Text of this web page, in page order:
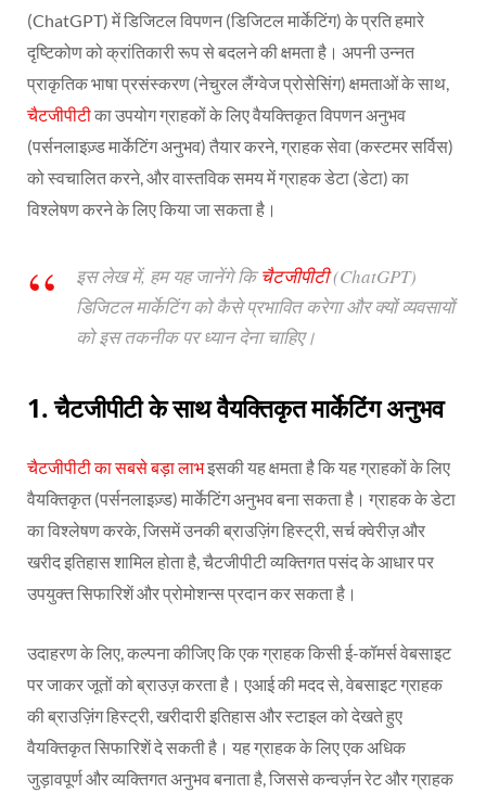
(ChatGPT) में डिजिटल विपणन (डिजिटल मार्केटिंग) के प्रति हमारे
दृष्टिकोण को क्रांतिकारी रूप से बदलने की क्षमता है। अपनी उन्नत
प्राकृतिक भाषा प्रसंस्करण (नेचुरल लैंग्वेज प्रोसेसिंग) क्षमताओं के साथ,
चैटजीपीटीका उपयोग ग्राहकों के लिए वैयक्तिकृत विपणन अनुभव
(पर्सनलाइज़्ड मार्केटिंग अनुभव) तैयार करने, ग्राहक सेवा (कस्टमर सर्विस)
को स्वचालित करने, और वास्तविक समय में ग्राहक डेटा (डेटा) का
विश्लेषण करने के लिए किया जा सकता है।
इस लेख में, हम यह जानेंगे किचैटजीपीटी(ChatGPT)
डिजिटल मार्केटिंग को कैसे प्रभावित करेगा और क्यों व्यवसायों
को इस तकनीक पर ध्यान देना चाहिए।
1.चैटजीपीटी के साथ वैयक्तिकृत मार्केटिंग अनुभव
चैटजीपीटी का सबसे बड़ा लाभइसकी यह क्षमता है कि यह ग्राहकों के लिए
वैयक्तिकृत (पर्सनलाइज़्ड) मार्केटिंग अनुभव बना सकता है। ग्राहक के डेटा
का विश्लेषण करके, जिसमें उनकी ब्राउज़िंग हिस्ट्री, सर्च क्वेरीज़ और
खरीद इतिहास शामिल होता है, चैटजीपीटी व्यक्तिगत पसंद के आधार पर
उपयुक्त सिफारिशें और प्रोमोशन्स प्रदान कर सकता है।
उदाहरण के लिए, कल्पना कीजिए कि एक ग्राहक किसी ई-कॉमर्स वेबसाइट
पर जाकर जूतों को ब्राउज़ करता है। एआई की मदद से, वेबसाइट ग्राहक
की ब्राउज़िंग हिस्ट्री, खरीदारी इतिहास और स्टाइल को देखते हुए
वैयक्तिकृत सिफारिशें दे सकती है। यह ग्राहक के लिए एक अधिक
जुड़ावपूर्ण और व्यक्तिगत अनुभव बनाता है, जिससे कन्वर्ज़न रेट और ग्राहक